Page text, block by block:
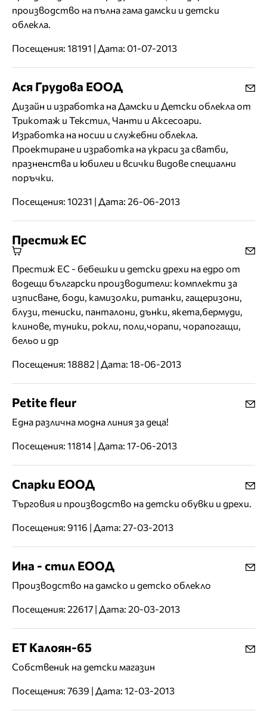
производство на пълна гама дамски и детски
облекла.
Посещения: 18191 | Дата: 01-07-2013
Ася Грудова ЕООД
Дизайн и изработка на Дамски и Детски облекла от
Трикотаж и Текстил, Чанти и Аксесоари.
Изработка на носии и служебни облекла.
Проектиране и изработка на украси за сватби,
празненства и юбилеи и всички видове специални
поръчки.
Посещения: 10231 | Дата: 26-06-2013
Престиж ЕС
Престиж ЕС - бебешки и детски дрехи на едро от
водещи български производители: комплекти за
изписване, боди, камизолки, ританки, гащеризони,
блузи, тениски, панталони, дънки, якета,бермуди,
клинове, туники, рокли, поли,чорапи, чорапогащи,
бельо и др
Посещения: 18882 | Дата: 18-06-2013
Petite fleur
Една различна модна линия за деца!
Посещения: 11814 | Дата: 17-06-2013
Спарки ЕООД
Търговия и производство на детски обувки и дрехи.
Посещения: 9116 | Дата: 27-03-2013
Ина - стил ЕООД
Производство на дамско и детско облекло
Посещения: 22617 | Дата: 20-03-2013
EТ Калоян-65
Собственик на детски магазин
Посещения: 7639 | Дата: 12-03-2013